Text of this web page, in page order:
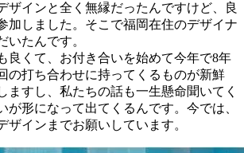
ザインと全く無縁だったんですけど、良
加しました。そこで福岡在住のデザイナ
いたんです。
良くて、お付き合いを始めて今年で8年
の打ち合わせに持ってくるものが新鮮
ますし、私たちの話も一生懸命聞いてく
が形になって出てくるんです。今では、
ザインまでお願いしています。